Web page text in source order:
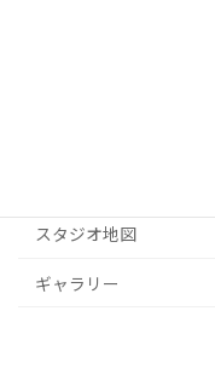
スタジオ地図
ギャラリー